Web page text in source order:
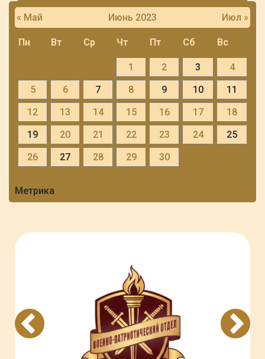
Июнь 2023
Пн Вт Ср Чт Пт Сб Вс
« Май Июл »
1 2 3
4
5
6 7 8 9 10
11
12
13 14 15 16 17
18
19
20 21 22 23 24
25
26
27 28 29 30
Метрика